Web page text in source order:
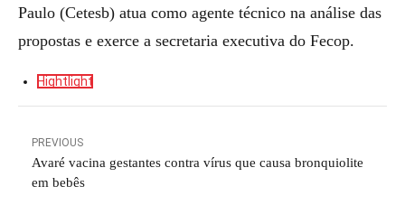
Paulo (Cetesb) atua como agente técnico na análise das
propostas e exerce a secretaria executiva do Fecop.
Hightlight
PREVIOUS
Avaré vacina gestantes contra vírus que causa bronquiolite
em bebês